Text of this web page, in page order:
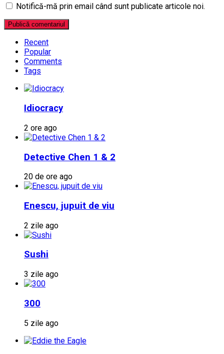
Notifică-mă prin email când sunt publicate articole noi.
Recent
Popular
Comments
Tags
Idiocracy
2 ore ago
Detective Chen 1 & 2
20 de ore ago
Enescu, jupuit de viu
2 zile ago
Sushi
3 zile ago
300
5 zile ago